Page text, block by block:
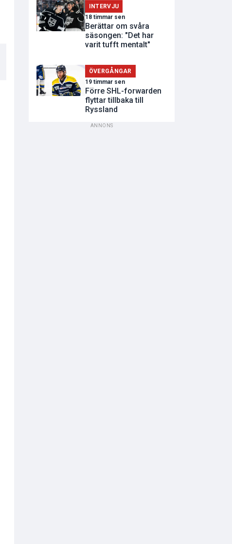
INTERVJU
18 timmar sen
Berättar om svåra
säsongen: "Det har
varit tufft mentalt"
ÖVERGÅNGAR
19 timmar sen
Förre SHL-forwarden
flyttar tillbaka till
Ryssland
ANNONS